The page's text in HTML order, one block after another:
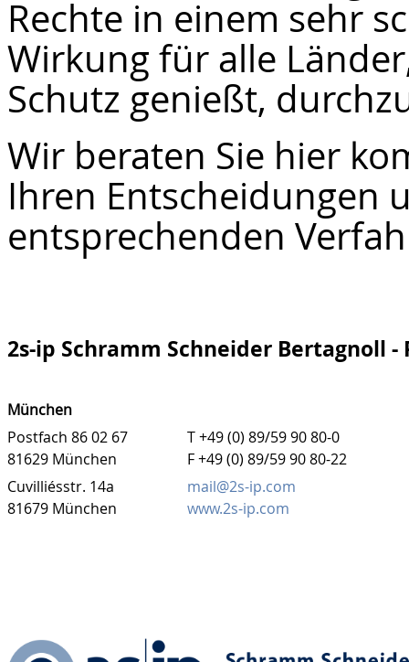
Rechte in einem sehr
Wirkung für alle
Schutz genießt,
Wir beraten Sie hier
Ihren Entscheidungen
entsprechenden
2s-ip Schramm Schneider Bertagnoll
München
Postfach 86 02 67
81629 München
T +49 (0) 89/59 90 80-0
F +49 (0) 89/59 90 80-22
Cuvilliésstr. 14a
81679 München
mail@2s-ip.com
www.2s-ip.com